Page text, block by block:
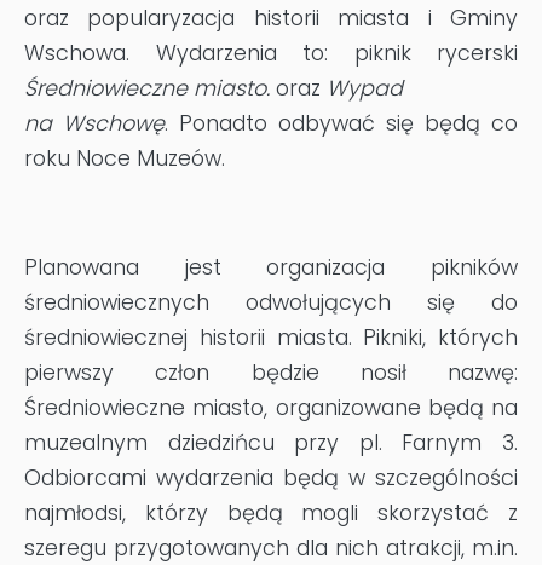
oraz popularyzacja historii miasta i Gminy
Wschowa. Wydarzenia to: piknik rycerski
Średniowieczne miasto. oraz Wypad
na Wschowę. Ponadto odbywać się będą co
roku Noce Muzeów.
Planowana jest organizacja pikników
średniowiecznych odwołujących się do
średniowiecznej historii miasta. Pikniki, których
pierwszy człon będzie nosił nazwę:
Średniowieczne miasto, organizowane będą na
muzealnym dziedzińcu przy pl. Farnym 3.
Odbiorcami wydarzenia będą w szczególności
najmłodsi, którzy będą mogli skorzystać z
szeregu przygotowanych dla nich atrakcji, m.in.